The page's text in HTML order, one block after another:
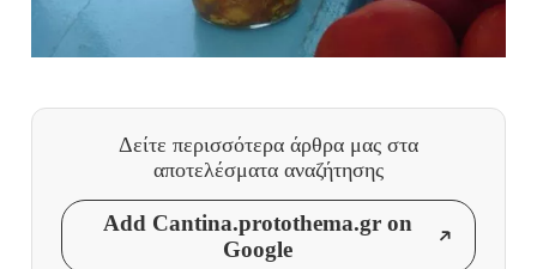
Δείτε περισσότερα άρθρα μας στα
αποτελέσματα αναζήτησης
Add Cantina.protothema.gr on
Google